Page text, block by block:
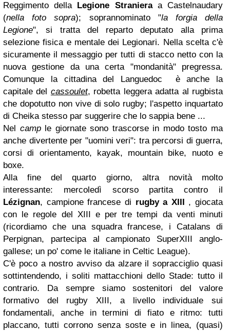
Reggimento della Legione Stranieraa Castelnaudary
(nella foto sopra); soprannominato "la forgia della
Legione", si tratta del reparto deputato alla prima
selezione fisica e mentale dei Legionari. Nella scelta c'è
sicuramente il messaggio per tutti di stacco netto con la
nuova gestione da una certa "mondanità" pregressa.
Comunque la cittadina del Languedoc è anche la
capitale del cassoulet, robetta leggera adatta al rugbista
che dopotutto non vive di solo rugby; l'aspetto inquartato
di Cheika stesso par suggerire che lo sappia bene ...
Nel cample giornate sono trascorse in modo tosto ma
anche divertente per "uomini veri": tra percorsi di guerra,
corsi di orientamento, kayak, mountain bike, nuoto e
boxe.
Alla fine del quarto giorno, altra novità molto
interessante: mercoledì scorso partita contro il
Lézignan, campione francese di rugby a XIII , giocata
con le regole del XIII e per tre tempi da venti minuti
(ricordiamo che una squadra francese, i Catalans di
Perpignan, partecipa al campionato SuperXIII anglo-
gallese; un po' come le italiane in Celtic League).
C'è poco a nostro avviso da alzare il sopracciglio quasi
sottintendendo, i soliti mattacchioni dello Stade: tutto il
contrario. Da sempre siamo sostenitori del valore
formativo del rugby XIII, a livello individuale sui
fondamentali, anche in termini di fiato e ritmo: tutti
placcano, tutti corrono senza soste e in linea, (quasi)